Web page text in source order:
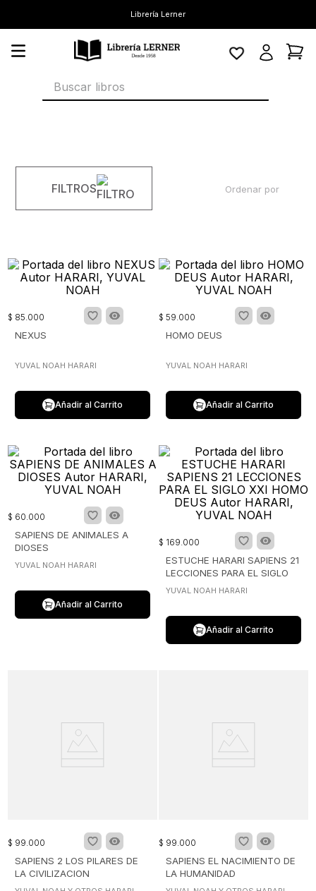
Librería Lerner
Buscar libros
FILTROS Ordenar por
$ 85.000
NEXUS
YUVAL NOAH HARARI
Añadir al Carrito
$ 59.000
HOMO DEUS
YUVAL NOAH HARARI
Añadir al Carrito
$ 60.000
SAPIENS DE ANIMALES A
DIOSES
YUVAL NOAH HARARI
Añadir al Carrito
$ 169.000
ESTUCHE HARARI SAPIENS 21
LECCIONES PARA EL SIGLO
XXI HOMO DEUS
YUVAL NOAH HARARI
Añadir al Carrito
$ 99.000
SAPIENS 2 LOS PILARES DE
LA CIVILIZACION
$ 99.000
SAPIENS EL NACIMIENTO DE
LA HUMANIDAD